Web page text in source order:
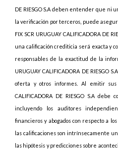
DE RIESGO S.A deben entender que ni
la verificación por terceros, puede
FIX SCR URUGUAY CALIFICADORA DE
una calificación crediticia será exacta y
responsables de la exactitud de la
URUGUAY CALIFICADORA DE RIESGO
oferta y otros informes. Al emitir sus
CALIFICADORA DE RIESGO S.A
incluyendo los auditores
financieros y abogados con respecto a
las calificaciones son intrínsecamente
las hipótesis y predicciones sobre